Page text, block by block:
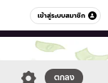
เข้าสู่ระบบสมาชิก
หมวดอื่นๆ
ตกลง